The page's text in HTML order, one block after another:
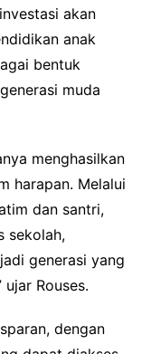
akan
anak
bentuk
muda
menghasilkan
harapan. Melalui
dan santri,
sekolah,
generasi yang
Rouses.
dengan